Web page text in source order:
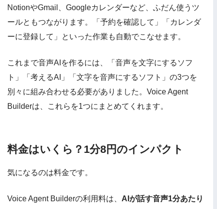
NotionやGmail、Googleカレンダーなど、ふだん使うツ
ールともつながります。「予約を確認して」「カレンダ
ーに登録して」といった作業も自動でこなせます。
これまで音声AIを作るには、「音声を文字にするソフ
ト」「考えるAI」「文字を音声にするソフト」の3つを
別々に組み合わせる必要がありました。Voice Agent
Builderは、これらを1つにまとめてくれます。
料金はいくら？1分8円のインパクト
気になるのは料金です。
Voice Agent Builderの利用料は、 AIが話す音声1分あたり